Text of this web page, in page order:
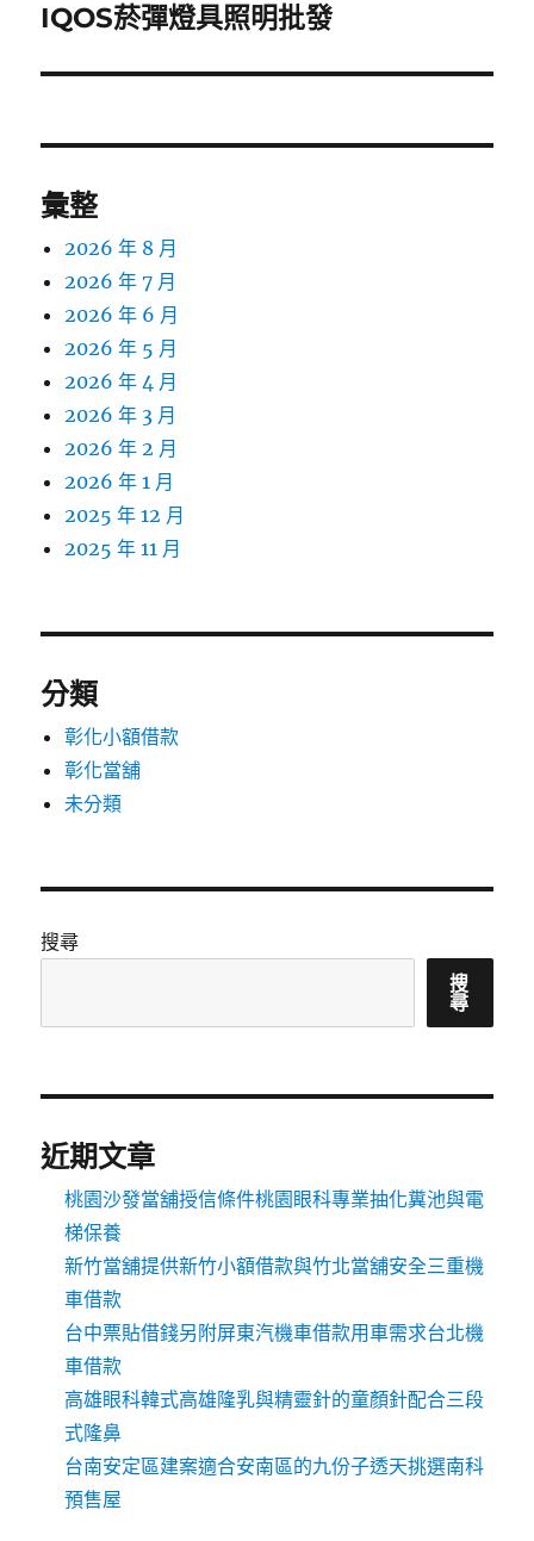
一
文
IQOS菸彈燈具照明批發
彙整
2026 年 8 月
2026 年 7 月
2026 年 6 月
2026 年 5 月
2026 年 4 月
2026 年 3 月
2026 年 2 月
2026 年 1 月
2025 年 12 月
2025 年 11 月
分類
彰化小額借款
彰化當舖
未分類
搜尋
搜
尋
近期文章
桃園沙發當舖授信條件桃園眼科專業抽化糞池與電
梯保養
新竹當舖提供新竹小額借款與竹北當舖安全三重機
車借款
台中票貼借錢另附屏東汽機車借款用車需求台北機
車借款
高雄眼科韓式高雄隆乳與精靈針的童顏針配合三段
式隆鼻
台南安定區建案適合安南區的九份子透天挑選南科
預售屋